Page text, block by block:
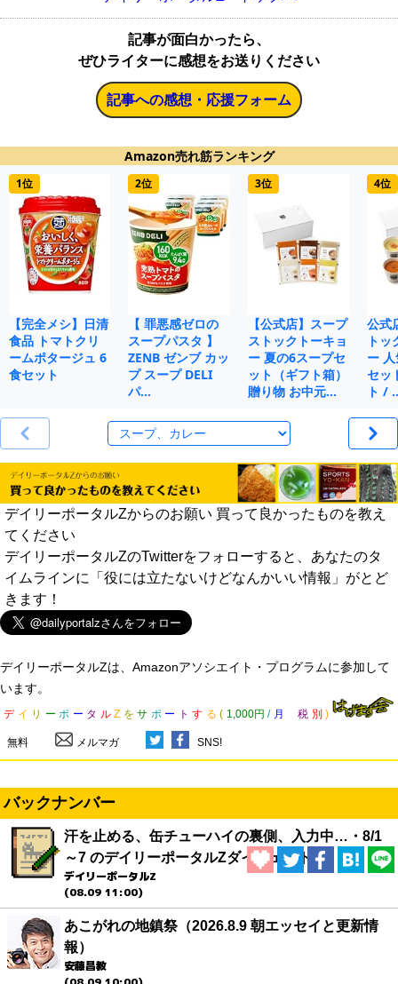
記事が面白かったら、
ぜひライターに感想をお送りください
記事への感想・応援フォーム
Amazon売れ筋ランキング
1位
【完全メシ】日清
食品 トマトクリ
ームポタージュ 6
食セット
2位
【 罪悪感ゼロの
スープパスタ 】
ZENB ゼンブ カッ
プ スープ DELI
パ…
3位
【公式店】スープ
ストックトーキョ
ー 夏の6スープセ
ット（ギフト箱）
贈り物 お中元…
4位
公式
ト
ー
セッ
ト /
デイリーポータルZからのお願い 買って良かったものを教え
てください
デイリーポータルZのTwitterをフォローすると、あなたのタ
イムラインに「役には立たないけどなんかいい情報」がとど
きます！
デイリーポータルZは、Amazonアソシエイト・プログラムに参加して
います。
デ イ リ ー ポ ー タ ル Z を サ ポ ー ト す る ( 1,000円 / 月 税 別 )
無料 メルマガ SNS!
バックナンバー
汗を止める、缶チューハイの裏側、入力中…・8/1
～7 のデイリーポータルZダイジェスト
デイリーポータルZ
(08.09 11:00)
あこがれの地鎮祭（2026.8.9 朝エッセイと更新情
報）
安藤昌教